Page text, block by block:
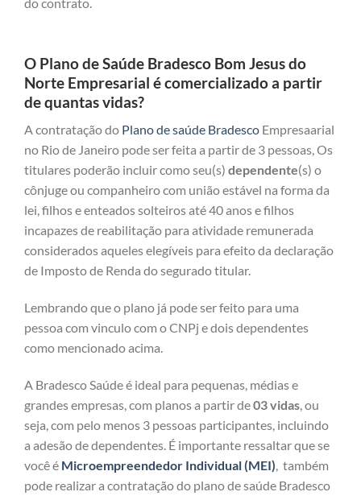
O Plano de Saúde Bradesco Bom Jesus do
Norte Empresarial é comercializado a partir
de quantas vidas?
A contratação do Plano de saúde Bradesco Empresaarial
no Rio de Janeiro pode ser feita a partir de 3 pessoas, Os
titulares poderão incluir como seu(s) dependente(s) o
cônjuge ou companheiro com união estável na forma da
lei, filhos e enteados solteiros até 40 anos e filhos
incapazes de reabilitação para atividade remunerada
considerados aqueles elegíveis para efeito da declaração
de Imposto de Renda do segurado titular.
Lembrando que o plano já pode ser feito para uma
pessoa com vinculo com o CNPj e dois dependentes
como mencionado acima.
A Bradesco Saúde é ideal para pequenas, médias e
grandes empresas, com planos a partir de03 vidas, ou
seja, com pelo menos 3 pessoas participantes, incluindo
a adesão de dependentes. É importante ressaltar que se
você é Microempreendedor Individual (MEI), também
pode realizar a contratação do plano de saúde Bradesco